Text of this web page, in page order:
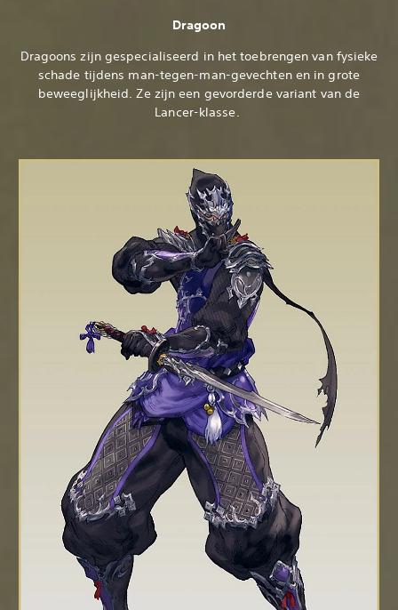
Dragoon
Dragoons zijn gespecialiseerd in het toebrengen van fysieke
schade tijdens man-tegen-man-gevechten en in grote
beweeglijkheid. Ze zijn een gevorderde variant van de
Lancer-klasse.